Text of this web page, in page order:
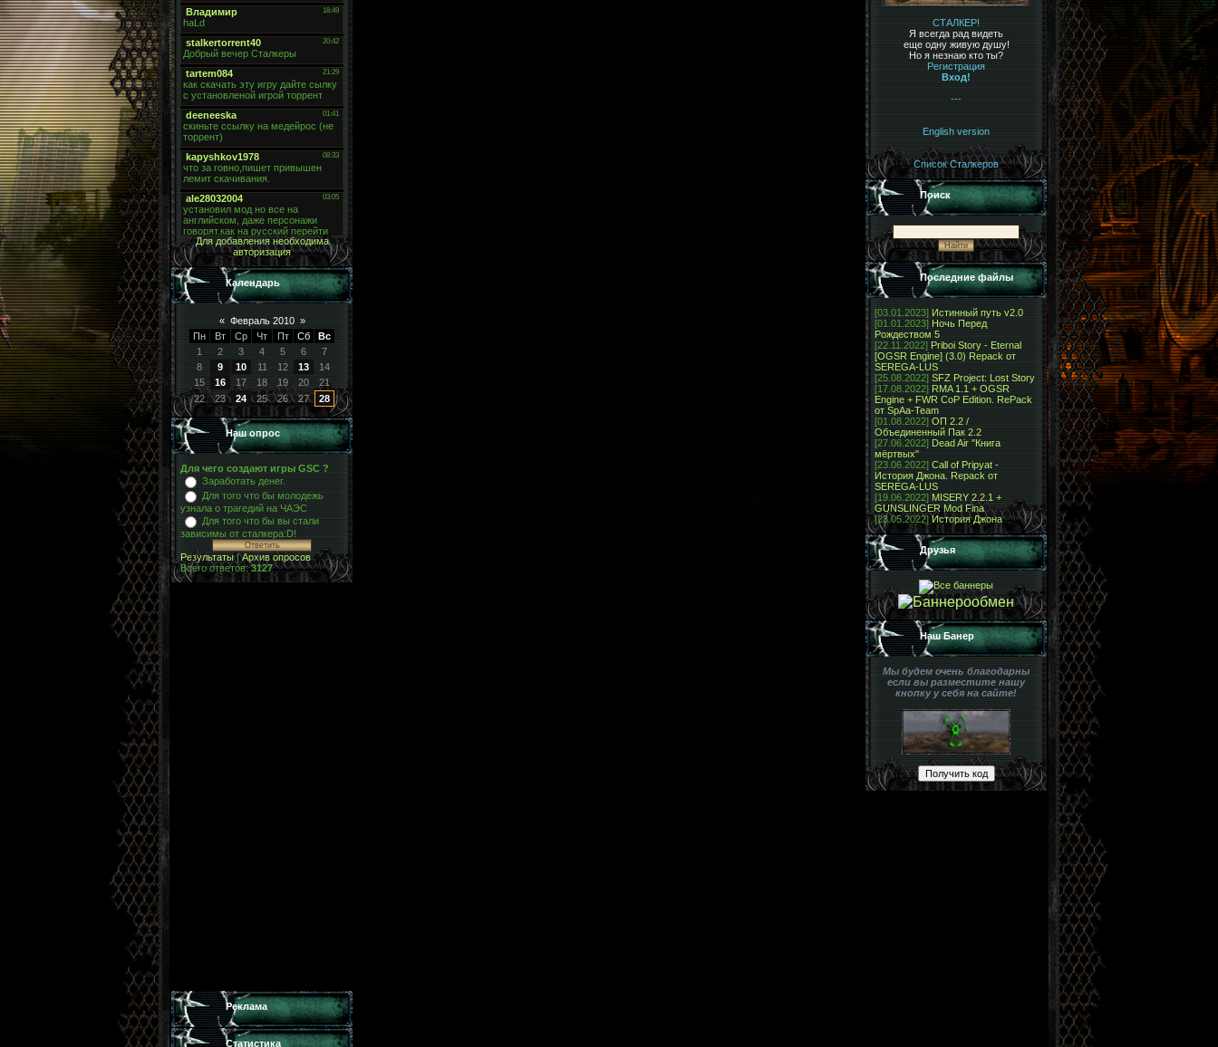
Для добавления необходима
авторизация
Календарь
« Февраль 2010 »
Пн
Вт Ср Чт Пт Сб
Вс
1
2 3 4 5 6
7
8
9 10 11 12 13
14
15
16 17 18 19 20
21
22
23 24 25 26 27 28
Наш опрос
Для чего создают игры GSC ?
Заработать денег.
Для того что бы молодежь
узнала о трагедий на ЧАЭС
Для того что бы вы стали
зависимы от сталкера:D!
Результаты|Архив опросов
Всего ответов:3127
Реклама
Статистика
СТАЛКЕР!
Я всегда рад видеть
еще одну живую душу!
Но я незнаю кто ты?
Регистрация
Вход!
---
English version
Список Сталкеров
Поиск
Последние файлы
[03.01.2023] Истинный путь v2.0
[01.01.2023] Ночь Перед
Рождеством 5
[22.11.2022] Priboi Story - Eternal
[OGSR Engine] (3.0) Repack от
SEREGA-LUS
[25.08.2022] SFZ Project: Lost Story
[17.08.2022] RMA 1.1 + OGSR
Engine + FWR CoP Edition. RePack
от SpAa-Team
[01.08.2022] ОП 2.2 /
Объединенный Пак 2.2
[27.06.2022] Dead Air "Книга
мёртвых"
[23.06.2022] Call of Pripyat -
История Джона. Repack от
SEREGA-LUS
[19.06.2022] MISERY 2.2.1 +
GUNSLINGER Mod Fina
[23.05.2022]История Джона
Друзья
Наш Банер
Мы будем очень благодарны
если вы разместите нашу
кнопку у себя на сайте!